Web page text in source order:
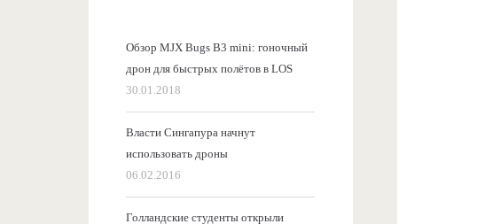
Обзор MJX Bugs B3 mini: гоночный
дрон для быстрых полётов в LOS
30.01.2018
Власти Сингапура начнут
использовать дроны
06.02.2016
Голландские студенты открыли